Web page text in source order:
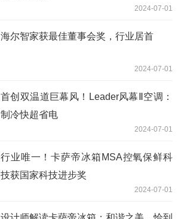
2024-07-01
海尔智家获最佳董事会奖，行业居首
2024-07-01
首创双温道巨幕风！Leader风幕Ⅱ空调：
制冷快超省电
2024-07-01
行业唯一！卡萨帝冰箱MSA控氧保鲜科
技获国家科技进步奖
2024-07-01